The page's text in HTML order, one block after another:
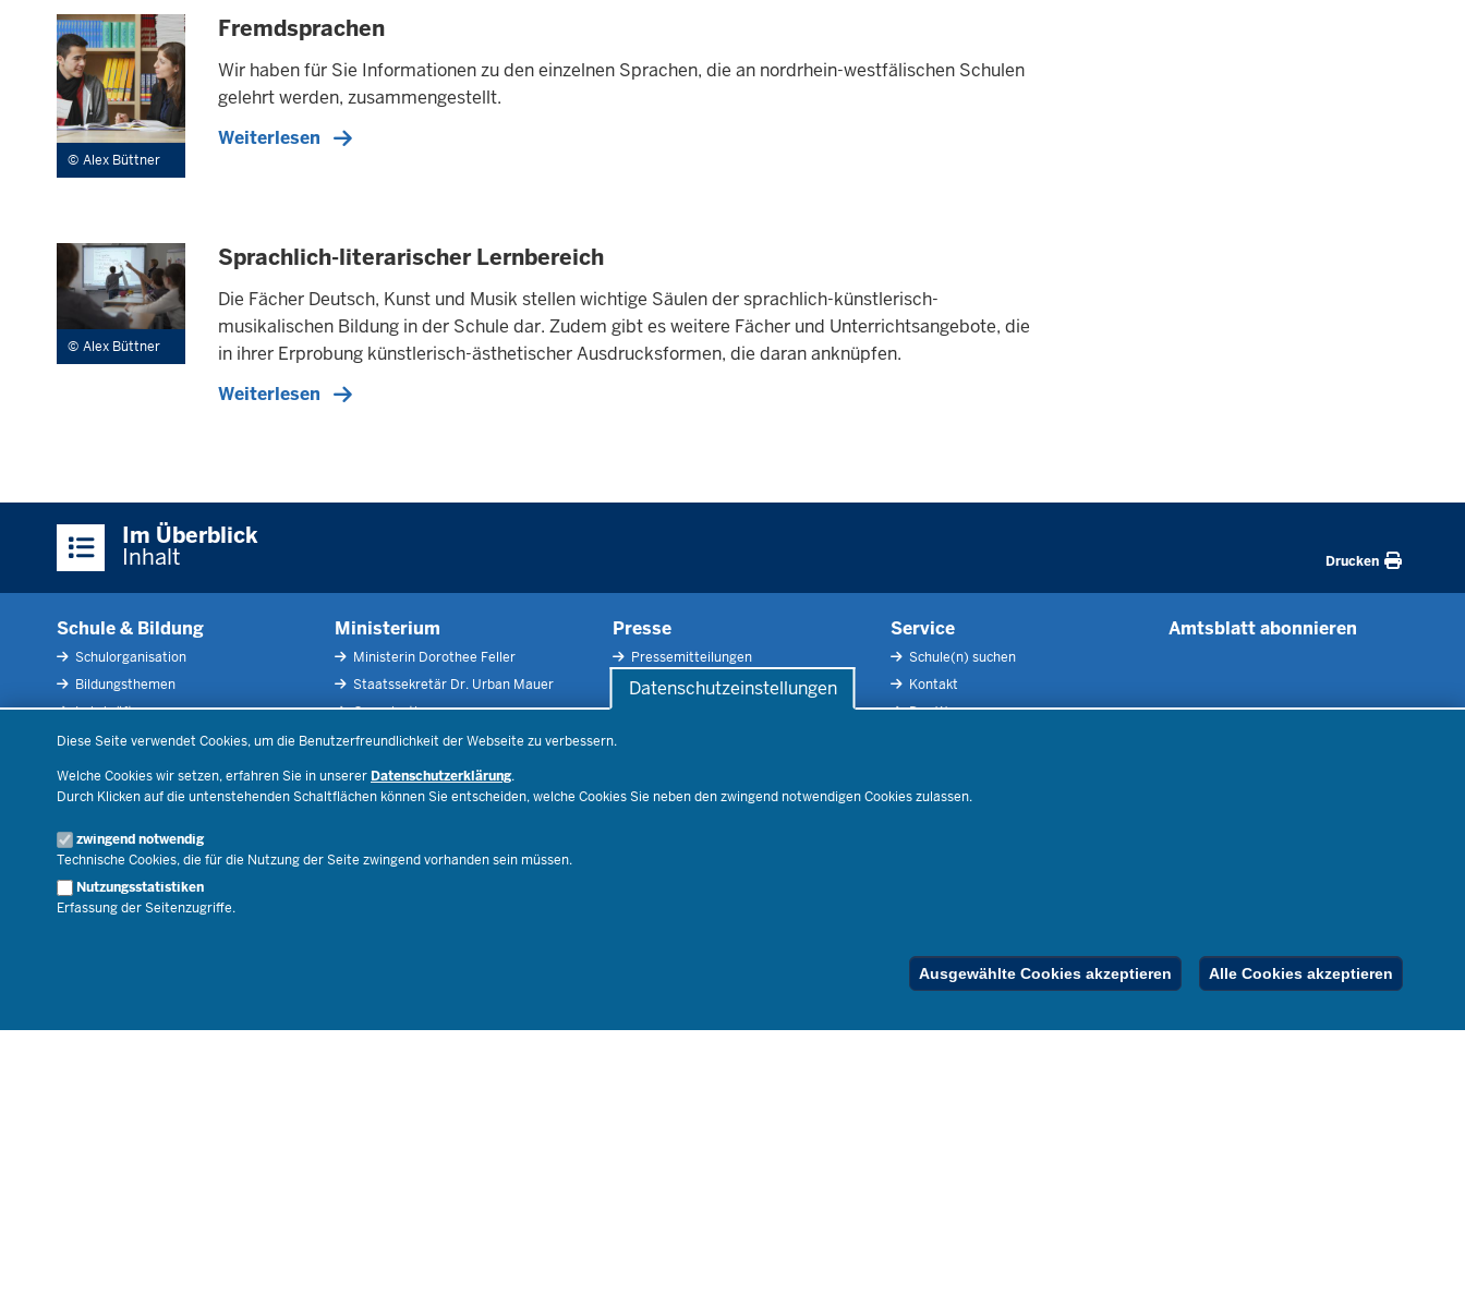
Datenschutzeinstellungen
Diese Seite verwendet Cookies, um die Benutzerfreundlichkeit der Webseite zu verbessern.
Welche Cookies wir setzen, erfahren Sie in unserer Datenschutzerklärung.
Durch Klicken auf die untenstehenden Schaltflächen können Sie entscheiden, welche Cookies Sie neben den zwingend notwendigen Cookies zulassen.
zwingend notwendig
Technische Cookies, die für die Nutzung der Seite zwingend vorhanden sein müssen.
Nutzungsstatistiken
Erfassung der Seitenzugriffe.
Ausgewählte Cookies akzeptieren Alle Cookies akzeptieren
Alex Büttner
Fremdsprachen
Wir haben für Sie Informationen zu den einzelnen Sprachen, die an nordrhein-westfälischen Schulen
gelehrt werden, zusammengestellt.
Weiterlesen
Alex Büttner
Sprachlich-literarischer Lernbereich
Die Fächer Deutsch, Kunst und Musik stellen wichtige Säulen der sprachlich-künstlerisch-
musikalischen Bildung in der Schule dar. Zudem gibt es weitere Fächer und Unterrichtsangebote, die
in ihrer Erprobung künstlerisch-ästhetischer Ausdrucksformen, die daran anknüpfen.
Weiterlesen
Im Überblick
Inhalt Drucken
Schule & Bildung
Schulorganisation
Bildungsthemen
Lehrkräfte
Recht
Ministerium
Ministerin Dorothee Feller
Staatssekretär Dr. Urban Mauer
Organisation
Open Government
Bibliothek
Veranstaltungen
Presse
Pressemitteilungen
Pressefotos
Service
Schule(n) suchen
Kontakt
Der Weg zu uns
RSS-Feed
Amtsblatt abonnieren
Inhalt Impressum Datenschutz